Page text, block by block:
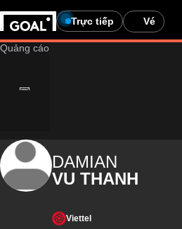
Trực tiếp Vé
DAMIAN
VU THANH
Viettel